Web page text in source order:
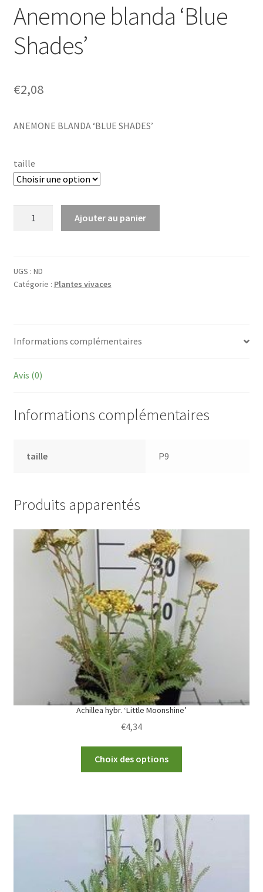
Anemone blanda ‘Blue
Shades’
€2,08
ANEMONE BLANDA ‘BLUE SHADES’
taille
'Blue
Shades'
Ajouter au panier
UGS : ND
Catégorie : Plantes vivaces
Informations complémentaires
Avis (0)
Informations complémentaires
taille P9
Produits apparentés
Achillea hybr. ‘Little Moonshine’
€4,34
Choix des options
The
options
may
be
chosen